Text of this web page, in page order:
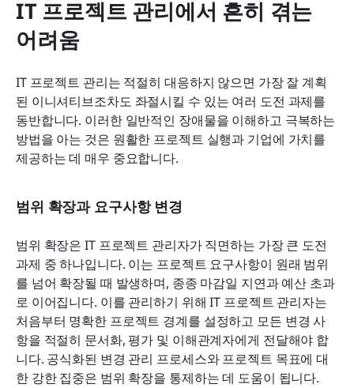
IT 프로젝트 관리에서 흔히 겪는
어려움
IT 프로젝트 관리는 적절히 대응하지 않으면 가장 잘 계획
된 이니셔티브조차도 좌절시킬 수 있는 여러 도전 과제를
동반합니다. 이러한 일반적인 장애물을 이해하고 극복하는
방법을 아는 것은 원활한 프로젝트 실행과 기업에 가치를
제공하는 데 매우 중요합니다.
범위 확장과 요구사항 변경
범위 확장은 IT 프로젝트 관리자가 직면하는 가장 큰 도전
과제 중 하나입니다. 이는 프로젝트 요구사항이 원래 범위
를 넘어 확장될 때 발생하며, 종종 마감일 지연과 예산 초과
로 이어집니다. 이를 관리하기 위해 IT 프로젝트 관리자는
처음부터 명확한 프로젝트 경계를 설정하고 모든 변경 사
항을 적절히 문서화, 평가 및 이해관계자에게 전달해야 합
니다. 공식화된 변경 관리 프로세스와 프로젝트 목표에 대
한 강한 집중은 범위 확장을 통제하는 데 도움이 됩니다.